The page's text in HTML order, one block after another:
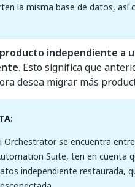
la misma base de datos, así
independiente a
. Esto significa que
desea migrar más
Orchestrator se encuentra
Suite, ten en cuenta
independiente restaurada,